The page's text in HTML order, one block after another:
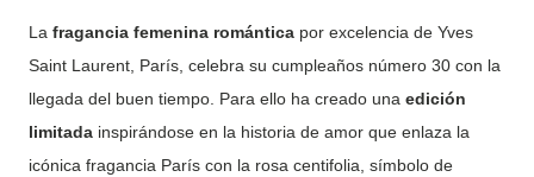
La fragancia femenina romántica por excelencia de Yves
Saint Laurent, París, celebra su cumpleaños número 30 con la
llegada del buen tiempo. Para ello ha creado una edición
limitada inspirándose en la historia de amor que enlaza la
icónica fragancia París con la rosa centifolia, símbolo de